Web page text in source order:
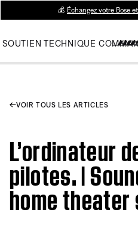
💰 Échangez votre Bose
SOUTIEN TECHNIQUE
VOIR TOUS LES ARTICLES
L’ordinateur
pilotes. |
home